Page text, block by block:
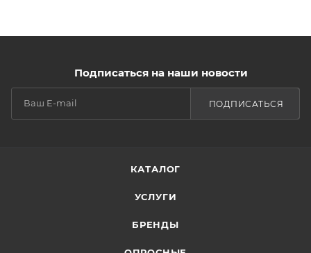
Подписаться на наши новости
ПОДПИСАТЬСЯ
КАТАЛОГ
УСЛУГИ
БРЕНДЫ